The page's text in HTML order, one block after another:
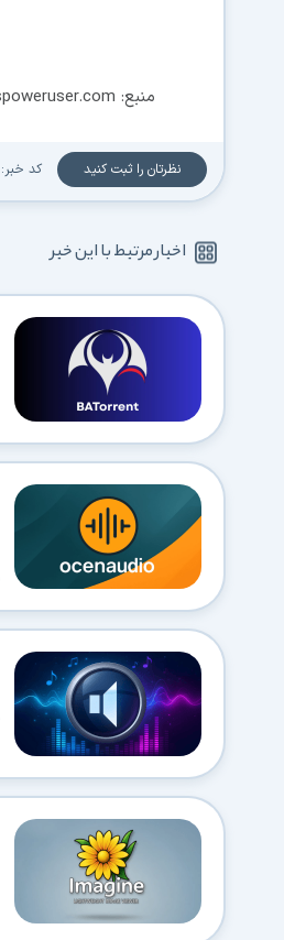
منبع: mspoweruser.com
نظرتان را ثبت کنید کد خبر:
اخبار مرتبط با این خبر